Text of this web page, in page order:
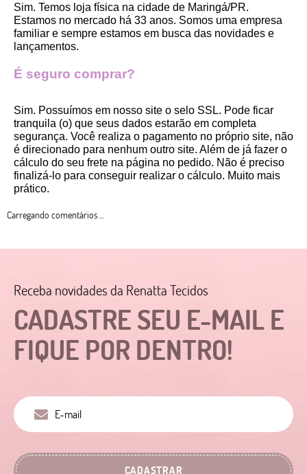
Sim. Temos loja física na cidade de Maringá/PR.
Estamos no mercado há 33 anos. Somos uma empresa
familiar e sempre estamos em busca das novidades e
lançamentos.
É seguro comprar?
Sim. Possuímos em nosso site o selo SSL. Pode ficar
tranquila (o) que seus dados estarão em completa
segurança. Você realiza o pagamento no próprio site, não
é direcionado para nenhum outro site. Além de já fazer o
cálculo do seu frete na página no pedido. Não é preciso
finalizá-lo para conseguir realizar o cálculo. Muito mais
prático.
Carregando comentários ...
CADASTRE SEU E-MAIL E
FIQUE POR DENTRO!
Receba novidades da Renatta Tecidos
CADASTRAR